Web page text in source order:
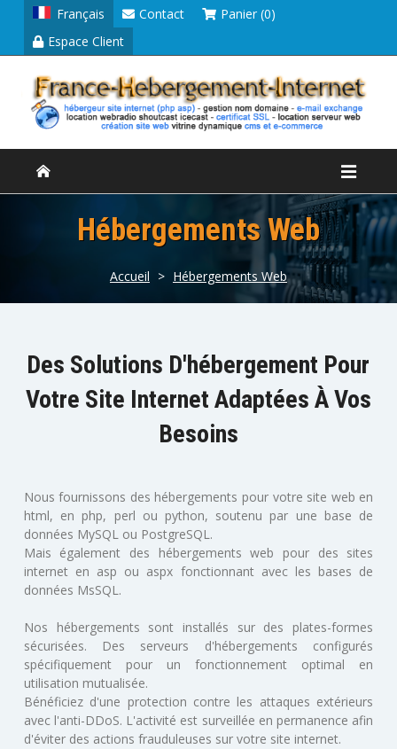
Français Contact
Panier (0)
Espace Client
Hébergements Web
Accueil > Hébergements Web
Des Solutions D'hébergement Pour
Votre Site Internet Adaptées À Vos
Besoins
Nous fournissons des hébergements pour votre site web en
html, en php, perl ou python, soutenu par une base de
données MySQL ou PostgreSQL.
Mais également des hébergements web pour des sites
internet en asp ou aspx fonctionnant avec les bases de
données MsSQL.
Nos hébergements sont installés sur des plates-formes
sécurisées. Des serveurs d'hébergements configurés
spécifiquement pour un fonctionnement optimal en
utilisation mutualisée.
Bénéficiez d'une protection contre les attaques extérieurs
avec l'anti-DDoS. L'activité est surveillée en permanence afin
d'éviter des actions frauduleuses sur votre site internet.